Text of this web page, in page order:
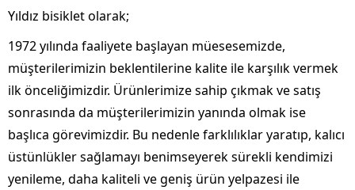
Yıldız bisiklet olarak;
1972 yılında faaliyete başlayan müesesemizde,
müşterilerimizin beklentilerine kalite ile karşılık vermek
ilk önceliğimizdir. Ürünlerimize sahip çıkmak ve satış
sonrasında da müşterilerimizin yanında olmak ise
başlıca görevimizdir. Bu nedenle farklılıklar yaratıp, kalıcı
üstünlükler sağlamayı benimseyerek sürekli kendimizi
yenileme, daha kaliteli ve geniş ürün yelpazesi ile